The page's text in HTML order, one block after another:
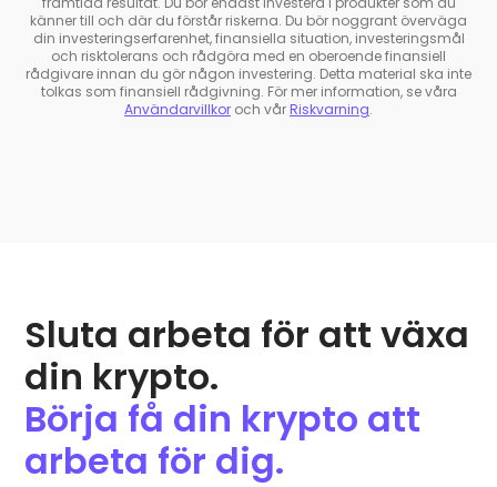
känner till och där du förstår riskerna. Du bör noggrant överväga
din investeringserfarenhet, finansiella situation, investeringsmål
och risktolerans och rådgöra med en oberoende finansiell
rådgivare innan du gör någon investering. Detta material ska inte
tolkas som finansiell rådgivning. För mer information, se våra
Användarvillkor och vårRiskvarning.
Sluta arbeta för att växa
din krypto.
Börja få din krypto att
arbeta för dig.